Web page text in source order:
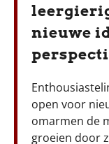
nieuwe
open voor
omarmen de
groeien door